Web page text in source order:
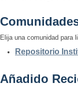
Elija una comunidad para
Repositorio
Añadido